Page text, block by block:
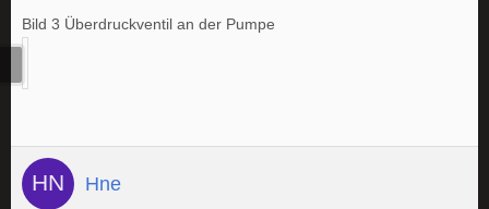
Bild 3 Überdruckventil an der Pumpe
Hne